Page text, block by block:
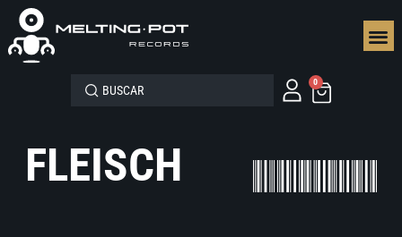
0
FLEISCH